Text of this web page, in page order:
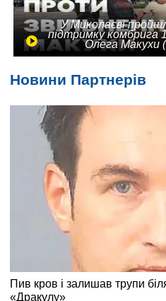
У Миколаєві
підтримку комбрига
Олега Макухи